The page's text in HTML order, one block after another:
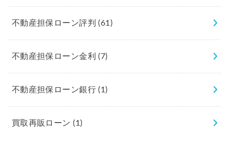
不動産担保ローン評判(61)
不動産担保ローン金利(7)
不動産担保ローン銀行(1)
買取再販ローン(1)